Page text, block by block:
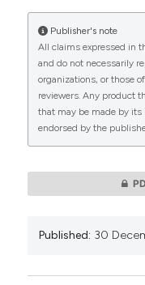
CITATIONS
0
https://doi.org/
More Citation
Publisher's note
All claims expressed in
and do not necessarily
organizations, or those
reviewers. Any product
that may be made by
endorsed by the
Published: 30